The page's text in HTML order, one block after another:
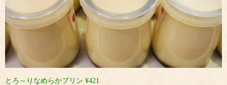
とろ～りなめらかプリン ¥421